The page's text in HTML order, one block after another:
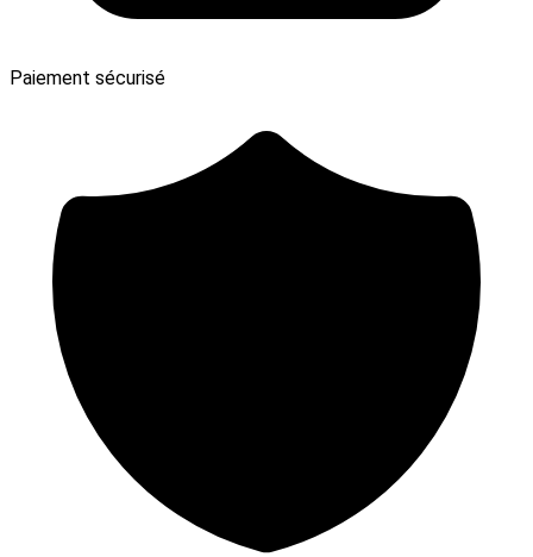
Paiement sécurisé